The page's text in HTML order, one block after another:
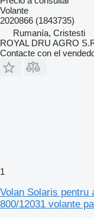
Volante
2020866 (1843735)
Rumanía, Cristesti
ROYAL DRU AGRO
Contacte con el
1
Volan Solaris pentru
800/12031 volante